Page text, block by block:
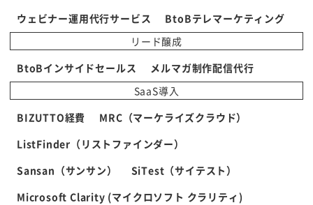
ウェビナー運用代行サービス
BtoBテレマーケティング
リード醸成
BtoBインサイドセールス
メルマガ制作配信代行
SaaS導入
BIZUTTO経費
MRC（マーケライズクラウド）
ListFinder（リストファインダー）
Sansan（サンサン）
SiTest（サイテスト）
Microsoft Clarity (マイクロソフト クラリティ)